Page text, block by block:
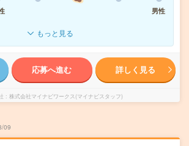
男性
もっと見る
応募へ進む 詳しく見る
株式会社マイナビワークス(マイナビスタッフ)
09